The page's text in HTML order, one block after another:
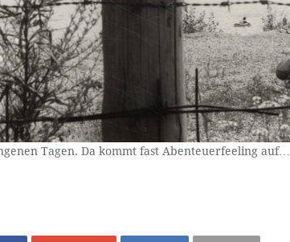
Tagen. Da kommt fast Abenteuerfeeling auf…